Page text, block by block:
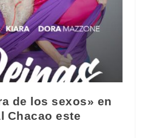
de los sexos» en
Chacao este